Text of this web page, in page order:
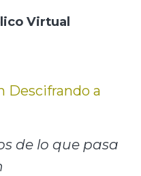
Virtual
Descifrando a
de lo que pasa